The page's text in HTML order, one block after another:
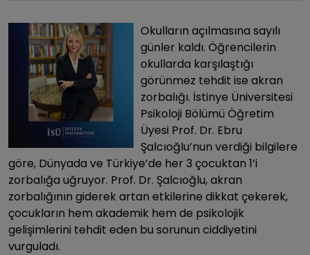
Okulların açılmasına sayılı
günler kaldı. Öğrencilerin
okullarda karşılaştığı
görünmez tehdit ise akran
zorbalığı. İstinye Üniversitesi
Psikoloji Bölümü Öğretim
Üyesi Prof. Dr. Ebru
Şalcıoğlu’nun verdiği bilgilere
göre, Dünyada ve Türkiye’de her 3 çocuktan 1’i
zorbalığa uğruyor. Prof. Dr. Şalcıoğlu, akran
zorbalığının giderek artan etkilerine dikkat çekerek,
çocukların hem akademik hem de psikolojik
gelişimlerini tehdit eden bu sorunun ciddiyetini
vurguladı.